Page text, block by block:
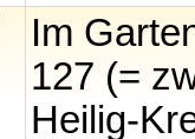
Im
127 (=
Heilig-